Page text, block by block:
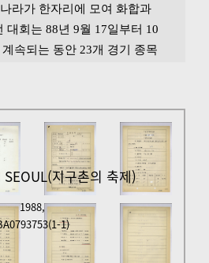
라가 한자리에 모여 화합과
대회는 88년 9월 17일부터 10
속되는 동안 23개 경기 종목
회는 화합, 문화, 복지, 희망
특징을 지닌 대회로서 지구촌
이념, 인종과 종교의 대립과
정한 화합의 한마당을 펼쳐 보
스포츠와 함께 최고의 문화 예
이고 대규모의 학술대회가 개
이며,
지구촌의 축제)
1988,
1)